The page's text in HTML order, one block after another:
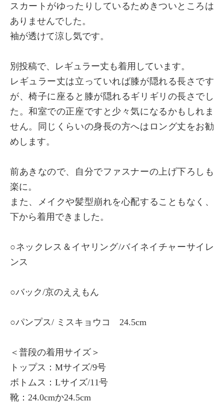
スカートがゆったりしているためきついところは
ありませんでした。
袖が透けて涼し気です。
別投稿で、レギュラー丈も着用しています。
レギュラー丈は立っていれば膝が隠れる長さです
が、椅子に座ると膝が隠れるギリギリの長さでし
た。和室での正座ですと少々気になるかもしれま
せん。同じくらいの身長の方へはロング丈をお勧
めします。
前あきなので、自分でファスナーの上げ下ろしも
楽に。
また、メイクや髪型崩れを心配することもなく、
下から着用できました。
○ネックレス＆イヤリング/バイネイチャーサイレ
ンス
○バック/京のええもん
○パンプス/ ミスキョウコ 24.5cm
＜普段の着用サイズ＞
トップス：Mサイズ/9号
ボトムス：Lサイズ/11号
靴：24.0cmか24.5cm